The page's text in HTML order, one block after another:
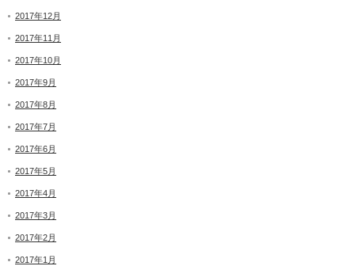
2017年12月
2017年11月
2017年10月
2017年9月
2017年8月
2017年7月
2017年6月
2017年5月
2017年4月
2017年3月
2017年2月
2017年1月